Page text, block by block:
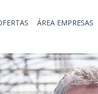
ÁREA EMPRESAS